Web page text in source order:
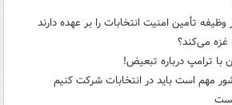
غزه می‌کند؟
با ترامپ درباره تبعیض!
مهم است باید در انتخابات شرکت کنیم